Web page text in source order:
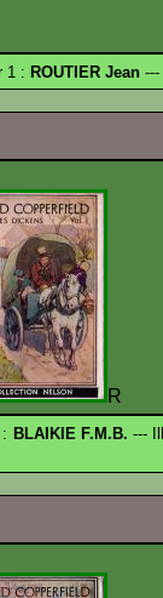
1 : ROUTIER Jean ---
R
BLAIKIE F.M.B. ---